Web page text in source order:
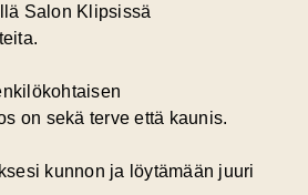
Salon Klipsissä
on sekä terve että kaunis.
kunnon ja löytämään juuri